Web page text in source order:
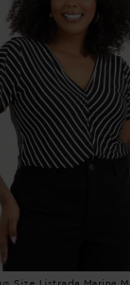
Size Listrada Marina